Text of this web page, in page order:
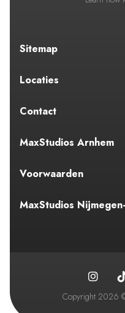
Sitemap
Locaties
Contact
MaxStudios Arnhem
Voorwaarden
MaxStudios
Copyright 2026